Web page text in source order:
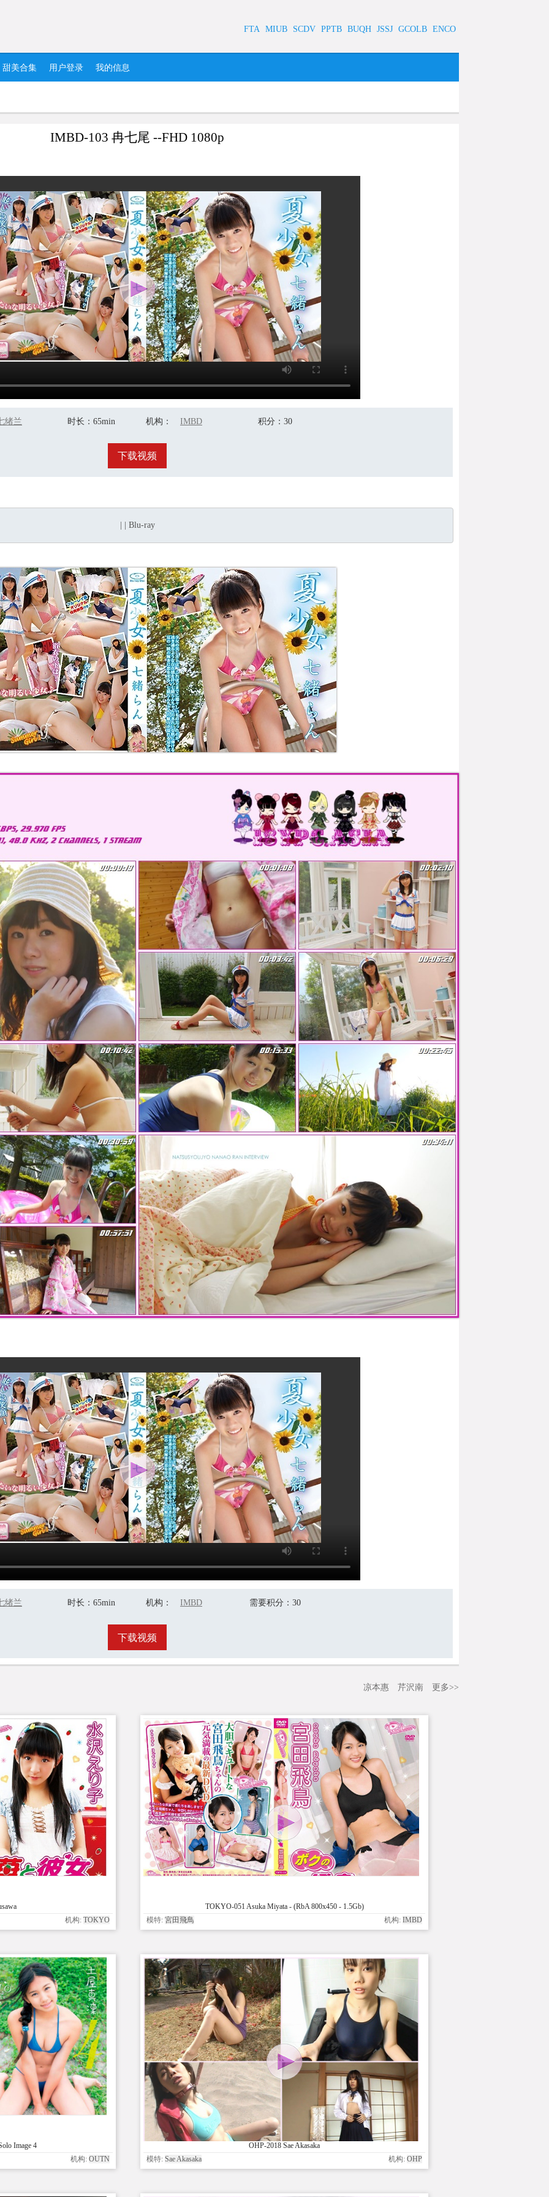
FTA MIUB SCDV PPTB BUQH JSSJ GCOLB ENCO
甜美合集 用户登录 我的信息
IMBD-103 冉七尾 --FHD 1080p
绪兰 时长 ：65min 机构 ： IMBD 积分 ：30
下载视频
| | Blu-ray
绪兰 时长 ：65min 机构 ： IMBD 需要积分 ：30
下载视频
凉本惠 芹沢南 更多>>
机构: TOKYO
TOKYO-051 Asuka Miyata - (RbA 800x450 - 1.5Gb)
模特: 宮田飛鳥 机构: IMBD
Image 4
机构: OUTN
OHP-2018 Sae Akasaka
模特: Sae Akasaka 机构: OHP